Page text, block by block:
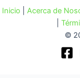
Adelgazar
Inicio Acerca de
©